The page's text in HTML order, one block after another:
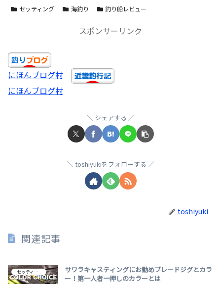
セッティング 海釣り 釣り船レビュー
スポンサーリンク
にほんブログ村
にほんブログ村
シェアする
toshiyukiをフォローする
toshiyuki
関連記事
セッティング
サワラキャスティングにお勧めブレードジグとカラ
ー！第一人者一押しのカラーとは